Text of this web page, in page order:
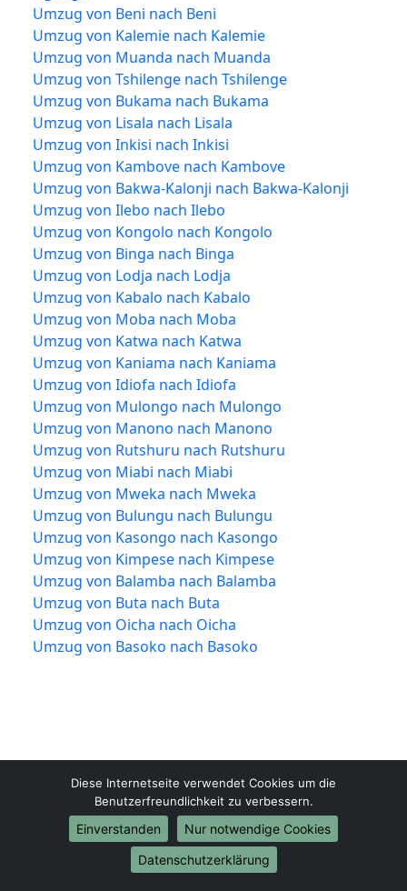
Umzug von Beni nach Beni
Umzug von Kalemie nach Kalemie
Umzug von Muanda nach Muanda
Umzug von Tshilenge nach Tshilenge
Umzug von Bukama nach Bukama
Umzug von Lisala nach Lisala
Umzug von Inkisi nach Inkisi
Umzug von Kambove nach Kambove
Umzug von Bakwa-Kalonji nach Bakwa-Kalonji
Umzug von Ilebo nach Ilebo
Umzug von Kongolo nach Kongolo
Umzug von Binga nach Binga
Umzug von Lodja nach Lodja
Umzug von Kabalo nach Kabalo
Umzug von Moba nach Moba
Umzug von Katwa nach Katwa
Umzug von Kaniama nach Kaniama
Umzug von Idiofa nach Idiofa
Umzug von Mulongo nach Mulongo
Umzug von Manono nach Manono
Umzug von Rutshuru nach Rutshuru
Umzug von Miabi nach Miabi
Umzug von Mweka nach Mweka
Umzug von Bulungu nach Bulungu
Umzug von Kasongo nach Kasongo
Umzug von Kimpese nach Kimpese
Umzug von Balamba nach Balamba
Umzug von Buta nach Buta
Umzug von Oicha nach Oicha
Umzug von Basoko nach Basoko
Konstanz-Umzugsunternehmen.de
Diese Internetseite verwendet Cookies um die
Benutzerfreundlichkeit zu verbessern.
Einverstanden
Nur notwendige Cookies
Datenschutzerklärung